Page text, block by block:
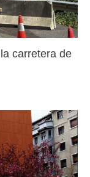
carretera de